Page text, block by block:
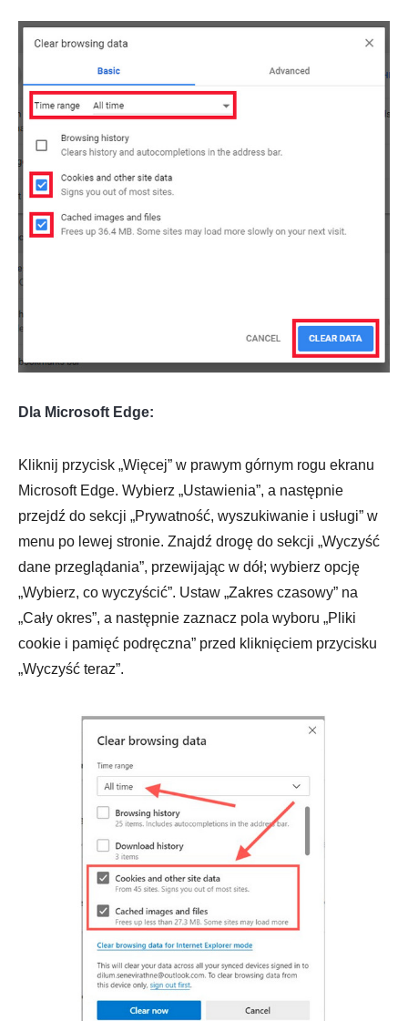
Dla Microsoft Edge:
Kliknij przycisk „Więcej” w prawym górnym rogu ekranu
Microsoft Edge. Wybierz „Ustawienia”, a następnie
przejdź do sekcji „Prywatność, wyszukiwanie i usługi” w
menu po lewej stronie. Znajdź drogę do sekcji „Wyczyść
dane przeglądania”, przewijając w dół; wybierz opcję
„Wybierz, co wyczyścić”. Ustaw „Zakres czasowy” na
„Cały okres”, a następnie zaznacz pola wyboru „Pliki
cookie i pamięć podręczna” przed kliknięciem przycisku
„Wyczyść teraz”.